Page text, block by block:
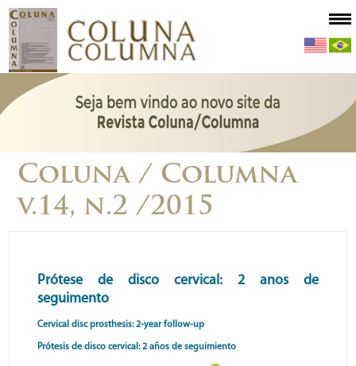
Coluna / Columna
v.14, n.2 /2015
Prótese de disco cervical: 2 anos de
seguimento
Cervical disc prosthesis: 2-year follow-up
Prótesis de disco cervical: 2 años de seguimiento